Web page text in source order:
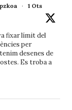
· 1 Ots
fixar límit del
per
desenes de
Es troba a